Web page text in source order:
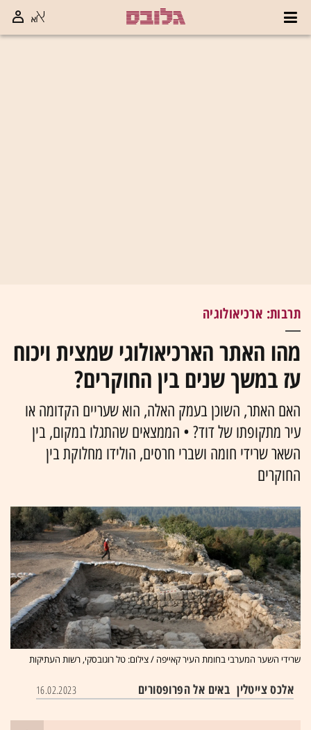
תרבות: ארכיאולוגיה
מהו האתר הארכיאולוגי שמצית ויכוח
עז במשך שנים בין החוקרים?
האם האתר, השוכן בעמק האלה, הוא שעריים הקדומה או
עיר מתקופתו של דוד? • הממצאים שהתגלו במקום, בין
השאר שרידי חומה ושברי חרסים, הולידו מחלוקת בין
החוקרים
שרידי השער המערבי בחומת העיר קאייפה / צילום: טל רוגובסקי, רשות העתיקות
אלכס צייטלין באים אל הפרופסורים 16.02.2023